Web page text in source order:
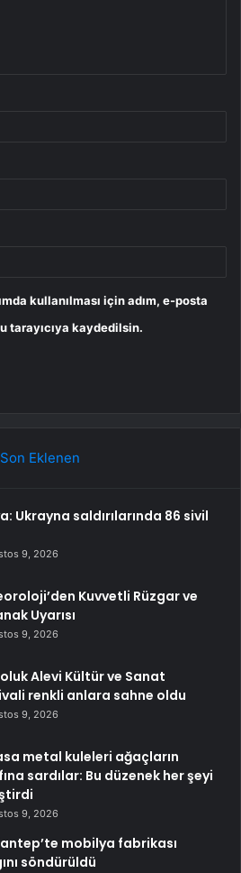
kullanılması için adım, e-posta
tarayıcıya kaydedilsin.
Son Eklenen
Ukrayna saldırılarında 86 sivil
9, 2026
Kuvvetli Rüzgar ve
Uyarısı
9, 2026
Alevi Kültür ve Sanat
renkli anlara sahne oldu
9, 2026
metal kuleleri ağaçların
sardılar: Bu düzenek her şeyi
9, 2026
mobilya fabrikası
söndürüldü